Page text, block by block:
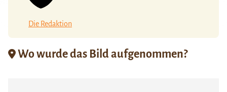
Die Redaktion
Wo wurde das Bild aufgenommen?